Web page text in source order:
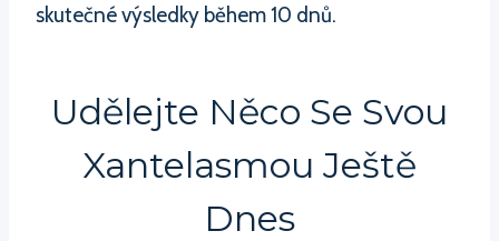
skutečné výsledky během 10 dnů.
Udělejte Něco Se Svou
Xantelasmou Ještě
Dnes